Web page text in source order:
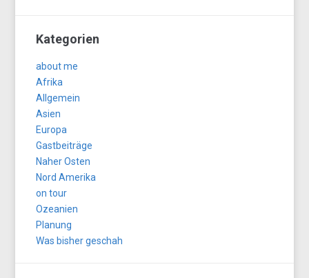
Kategorien
about me
Afrika
Allgemein
Asien
Europa
Gastbeiträge
Naher Osten
Nord Amerika
on tour
Ozeanien
Planung
Was bisher geschah